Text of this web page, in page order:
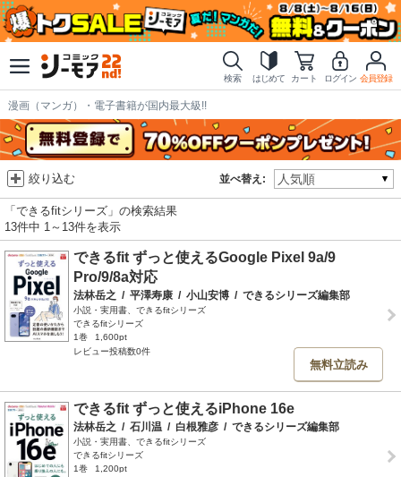
検索 はじめて カート ログイン 会員登録
漫画（マンガ）・電子書籍が国内最大級!!
並べ替え:
絞り込む
「できるfitシリーズ」の検索結果
13件中 1～13件を表示
できるfit ずっと使えるGoogle Pixel 9a/9
Pro/9/8a対応
法林岳之 / 平澤寿康 / 小山安博 / できるシリーズ編集部
小説・実用書、できるfitシリーズ
できるfitシリーズ
1巻
1,600pt
レビュー投稿数0件
無料立読み
できるfit ずっと使えるiPhone 16e
法林岳之 / 石川温 / 白根雅彦 / できるシリーズ編集部
小説・実用書、できるfitシリーズ
できるfitシリーズ
1巻
1,200pt